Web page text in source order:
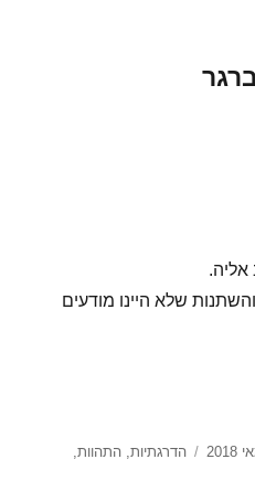
אליה.
שלא היינו מודעים
תגיות
הדרגתיות,התהוות,